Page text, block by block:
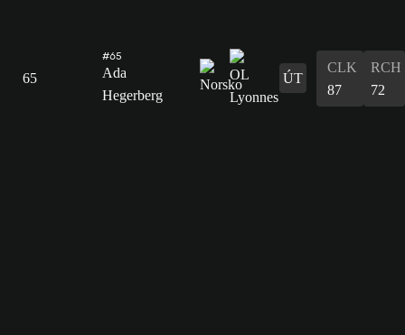
65
#65
Ada
Hegerberg
ÚT
CLK
87
RCH
72